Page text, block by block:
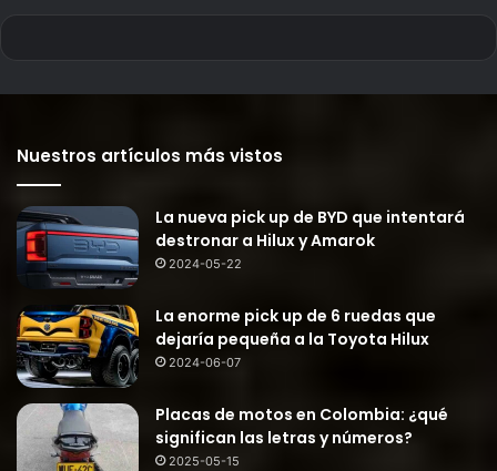
Nuestros artículos más vistos
La nueva pick up de BYD que intentará
destronar a Hilux y Amarok
2024-05-22
La enorme pick up de 6 ruedas que
dejaría pequeña a la Toyota Hilux
2024-06-07
Placas de motos en Colombia: ¿qué
significan las letras y números?
2025-05-15